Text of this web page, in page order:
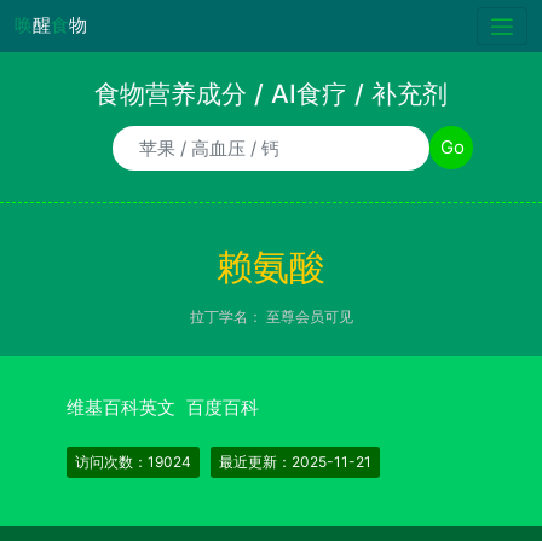
唤醒食物
食物营养成分 / AI食疗 / 补充剂
食物/AI食疗诉求/补充剂名称 Go
赖氨酸
拉丁学名： 至尊会员可见
维基百科英文 百度百科
访问次数：19024 最近更新：2025-11-21